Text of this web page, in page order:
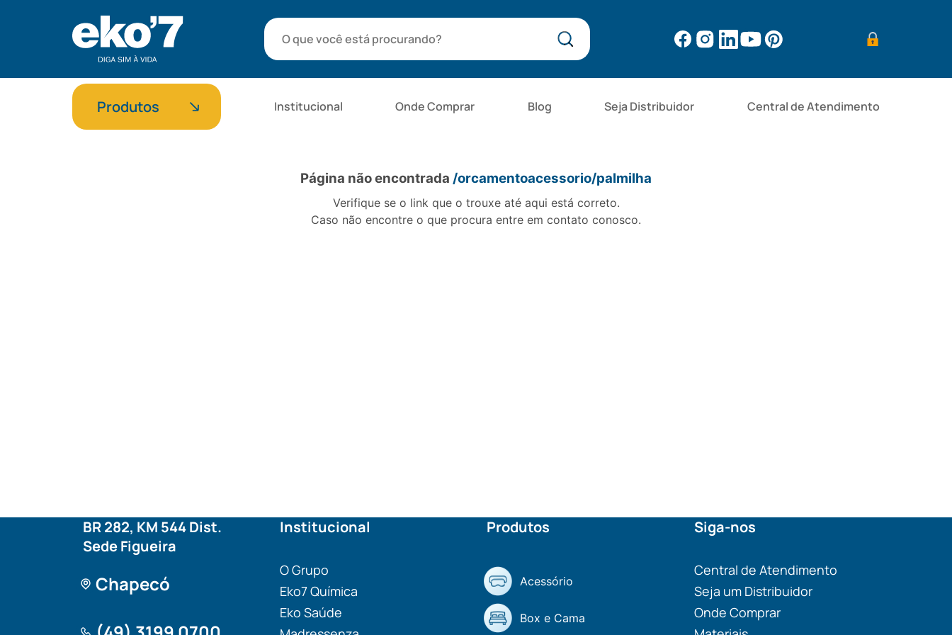
bota
Produtos Institucional Onde Comprar Blog Seja Distribuidor Central de Atendimento
Página não encontrada /orcamentoacessorio/palmilha
Verifique se o link que o trouxe até aqui está correto.
Caso não encontre o que procura entre em contato conosco.
BR 282, KM 544 Dist.
Sede Figueira
Chapecó
Institucional
O Grupo
Eko7 Química
Eko Saúde
Produtos
Acessório
Box e Cama
Siga-nos
Central de Atendimento
Seja um Distribuidor
Onde Comprar